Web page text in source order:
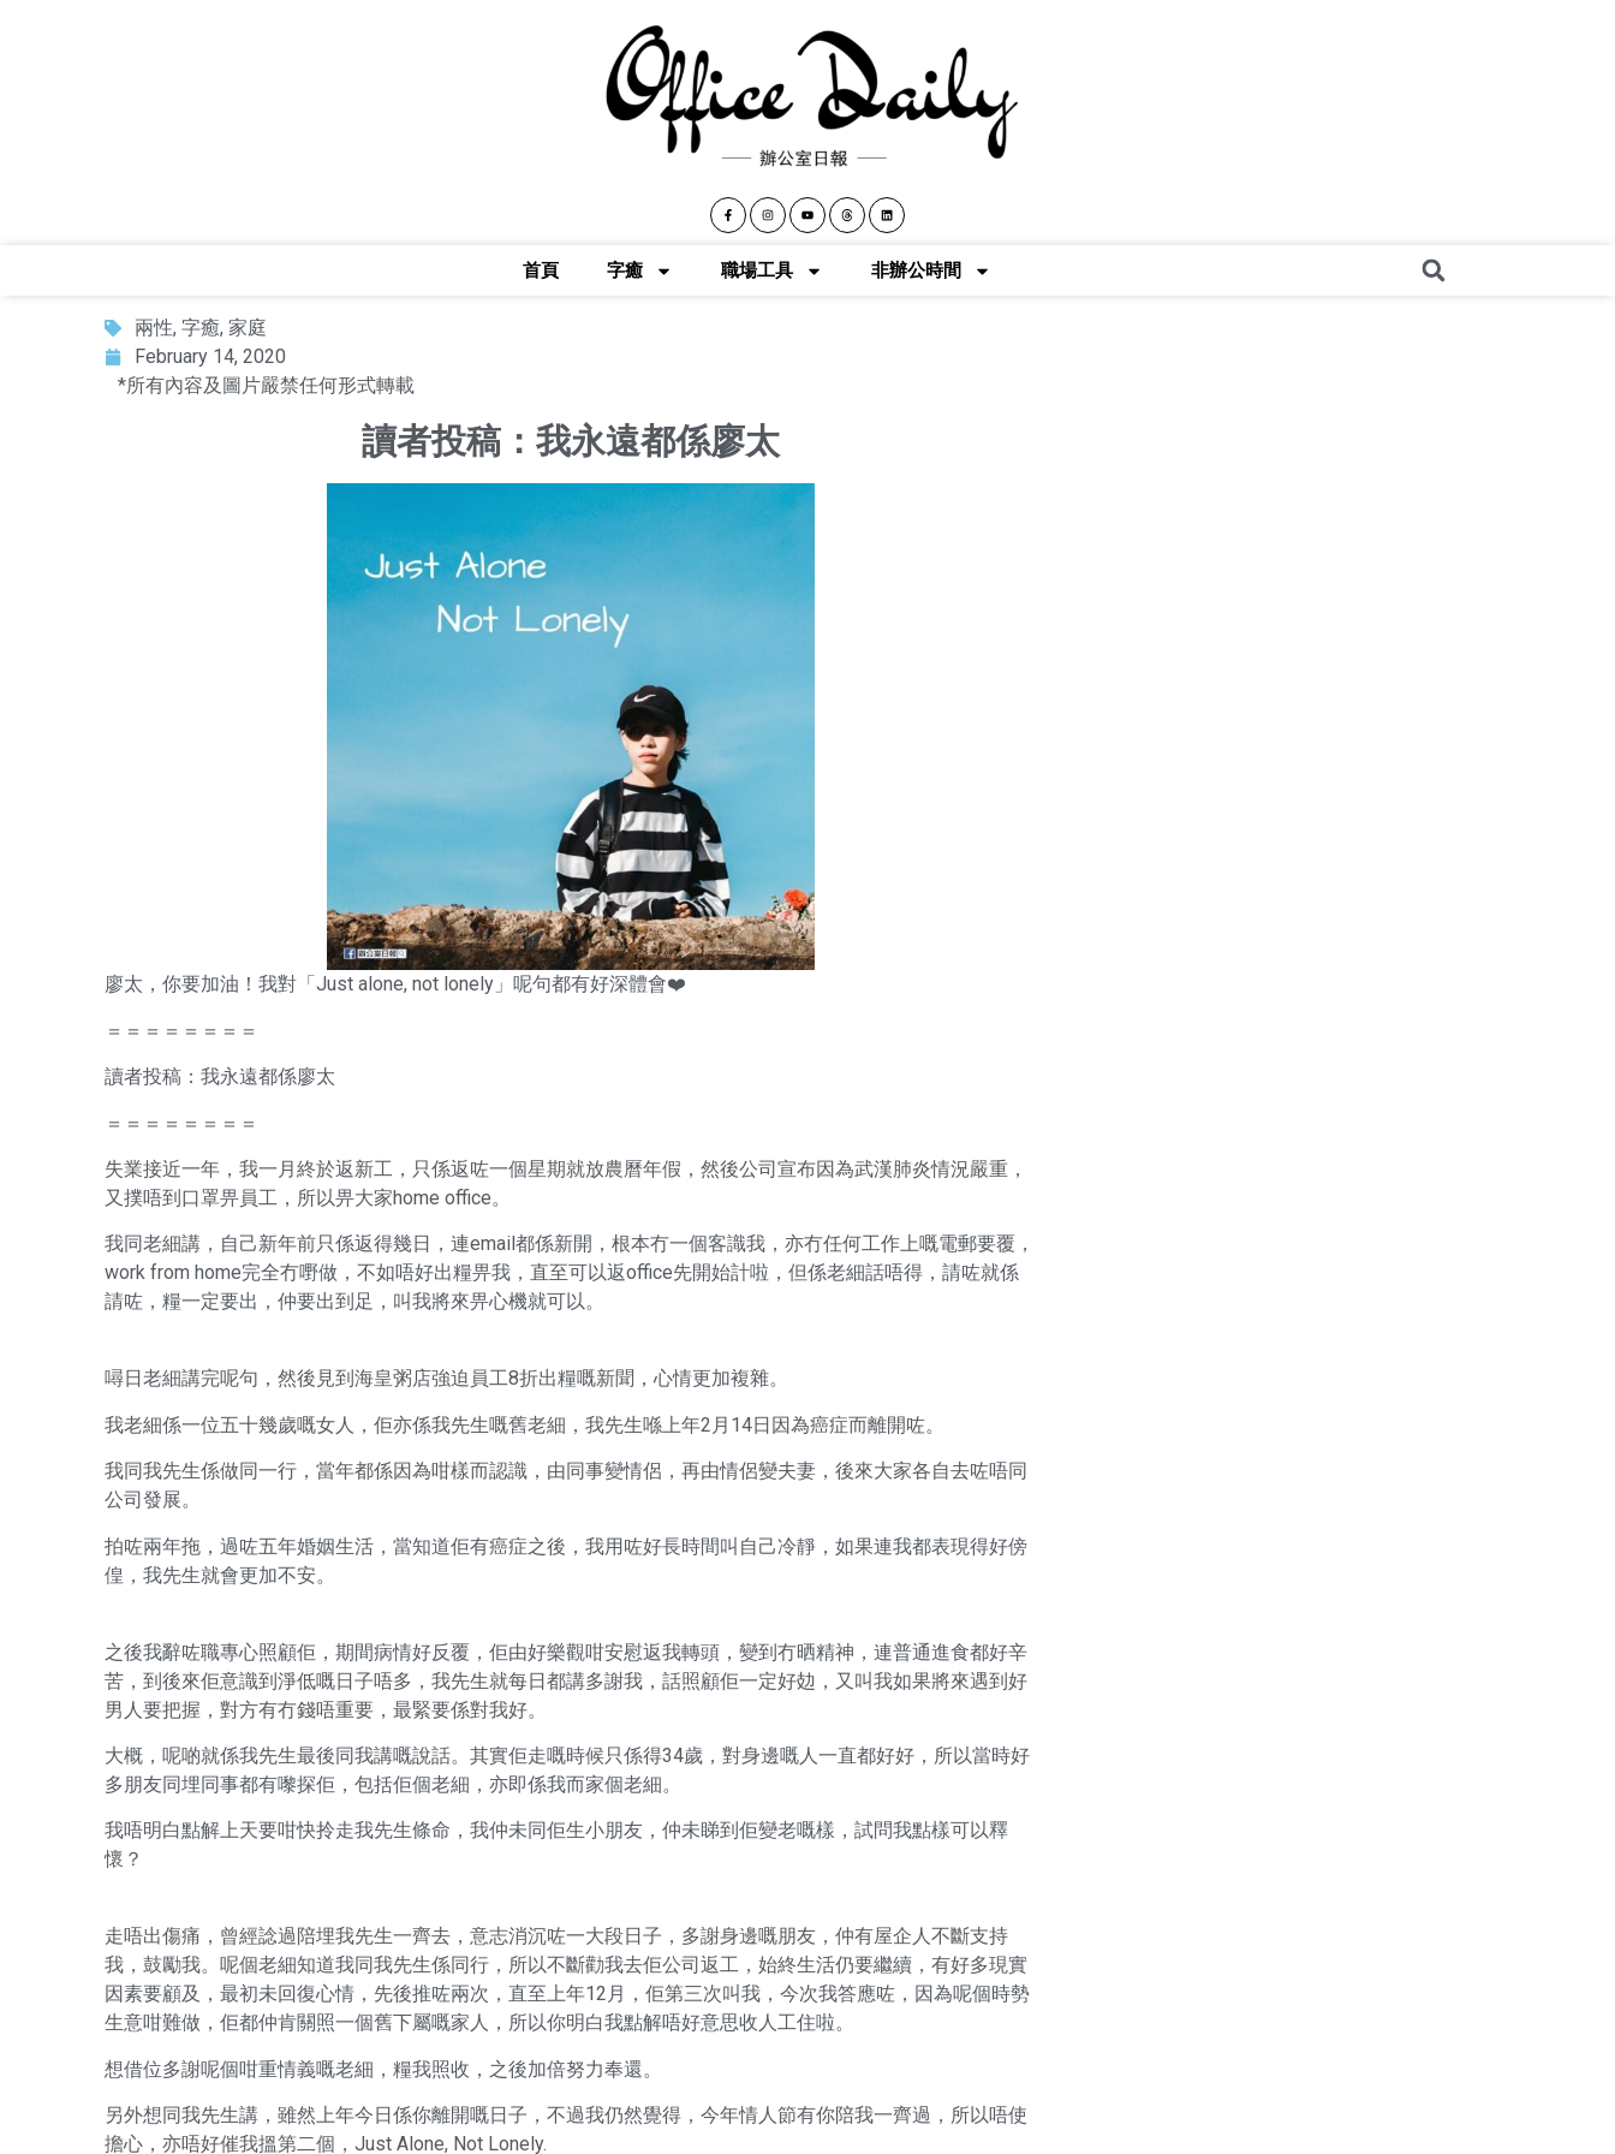
首頁 字癒 職場工具 非辦公時間
兩性, 字癒, 家庭
February 14, 2020
*所有內容及圖片嚴禁任何形式轉載
讀者投稿：我永遠都係廖太
廖太，你要加油！我對「Just alone, not lonely」呢句都有好深體會❤️
＝＝＝＝＝＝＝＝
讀者投稿：我永遠都係廖太
＝＝＝＝＝＝＝＝
失業接近一年，我一月終於返新工，只係返咗一個星期就放農曆年假，然後公司宣布因為武漢肺炎情況嚴重，
又撲唔到口罩畀員工，所以畀大家home office。
我同老細講，自己新年前只係返得幾日，連email都係新開，根本冇一個客識我，亦冇任何工作上嘅電郵要覆，
work from home完全冇嘢做，不如唔好出糧畀我，直至可以返office先開始計啦，但係老細話唔得，請咗就係
請咗，糧一定要出，仲要出到足，叫我將來畀心機就可以。
噚日老細講完呢句，然後見到海皇粥店強迫員工8折出糧嘅新聞，心情更加複雜。
我老細係一位五十幾歲嘅女人，佢亦係我先生嘅舊老細，我先生喺上年2月14日因為癌症而離開咗。
我同我先生係做同一行，當年都係因為咁樣而認識，由同事變情侶，再由情侶變夫妻，後來大家各自去咗唔同
公司發展。
拍咗兩年拖，過咗五年婚姻生活，當知道佢有癌症之後，我用咗好長時間叫自己冷靜，如果連我都表現得好傍
偟，我先生就會更加不安。
之後我辭咗職專心照顧佢，期間病情好反覆，佢由好樂觀咁安慰返我轉頭，變到冇晒精神，連普通進食都好辛
苦，到後來佢意識到淨低嘅日子唔多，我先生就每日都講多謝我，話照顧佢一定好攰，又叫我如果將來遇到好
男人要把握，對方有冇錢唔重要，最緊要係對我好。
大概，呢啲就係我先生最後同我講嘅說話。其實佢走嘅時候只係得34歲，對身邊嘅人一直都好好，所以當時好
多朋友同埋同事都有嚟探佢，包括佢個老細，亦即係我而家個老細。
我唔明白點解上天要咁快拎走我先生條命，我仲未同佢生小朋友，仲未睇到佢變老嘅樣，試問我點樣可以釋
懷？
走唔出傷痛，曾經諗過陪埋我先生一齊去，意志消沉咗一大段日子，多謝身邊嘅朋友，仲有屋企人不斷支持
我，鼓勵我。呢個老細知道我同我先生係同行，所以不斷勸我去佢公司返工，始終生活仍要繼續，有好多現實
因素要顧及，最初未回復心情，先後推咗兩次，直至上年12月，佢第三次叫我，今次我答應咗，因為呢個時勢
生意咁難做，佢都仲肯關照一個舊下屬嘅家人，所以你明白我點解唔好意思收人工住啦。
想借位多謝呢個咁重情義嘅老細，糧我照收，之後加倍努力奉還。
另外想同我先生講，雖然上年今日係你離開嘅日子，不過我仍然覺得，今年情人節有你陪我一齊過，所以唔使
擔心，亦唔好催我搵第二個，Just Alone, Not Lonely.